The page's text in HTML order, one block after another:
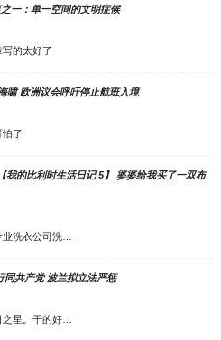
一：单一空间的文明症候
写的太好了
啸 欧洲议会呼吁停止航班入境
怕了
我的比利时生活日记 5】 婆婆给我买了一双布
洗衣公司洗…
同共产党 波兰拟立法严惩
星。干的好…